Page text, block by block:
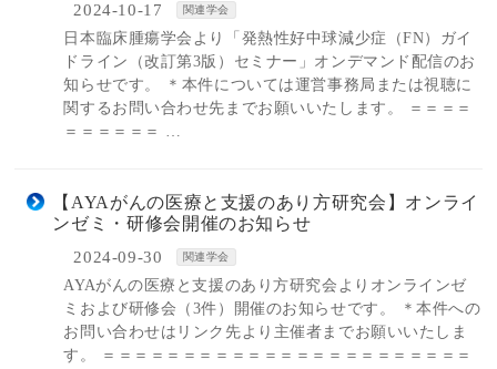
2024-10-17 関連学会
日本臨床腫瘍学会より「発熱性好中球減少症（FN）ガイ
ドライン（改訂第3版）セミナー」オンデマンド配信のお
知らせです。 ＊本件については運営事務局または視聴に
関するお問い合わせ先までお願いいたします。 ＝＝＝＝
＝＝＝＝＝＝ …
【AYAがんの医療と支援のあり方研究会】オンライ
ンゼミ・研修会開催のお知らせ
2024-09-30 関連学会
AYAがんの医療と支援のあり方研究会よりオンラインゼ
ミおよび研修会（3件）開催のお知らせです。 ＊本件への
お問い合わせはリンク先より主催者までお願いいたしま
す。 ＝＝＝＝＝＝＝＝＝＝＝＝＝＝＝＝＝＝＝＝＝＝＝